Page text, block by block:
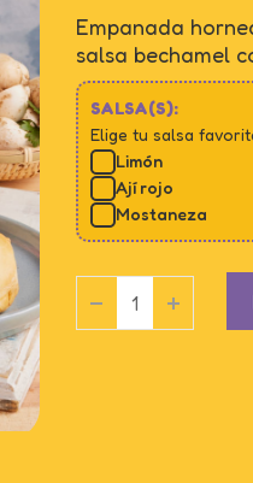
Empanada
salsa bechamel
SALSA(S):
Elige tu salsa
Limón
Ají rojo
Mostaneza